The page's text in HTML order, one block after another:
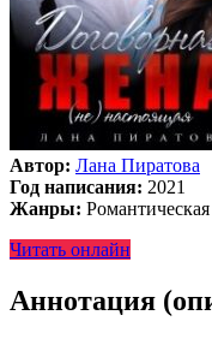
Автор: Лана Пиратова
Год написания: 2021
Жанры:
Читать онлайн
Аннотация